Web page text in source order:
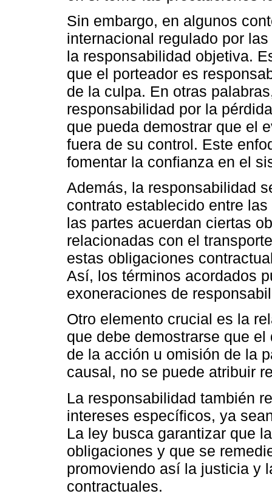
Sin embargo, en algunos
internacional regulado por
la responsabilidad objetiva.
que el porteador es
de la culpa. En otras
responsabilidad por la
que pueda demostrar que el
fuera de su control. Este
fomentar la confianza en el
Además, la responsabilidad
contrato establecido entre
las partes acuerdan ciertas
relacionadas con el
estas obligaciones
Así, los términos acordados
exoneraciones de
Otro elemento crucial es la
que debe demostrarse que
de la acción u omisión de la
causal, no se puede atribuir
La responsabilidad también
intereses específicos, ya
La ley busca garantizar que
obligaciones y que se
promoviendo así la justicia y
contractuales.